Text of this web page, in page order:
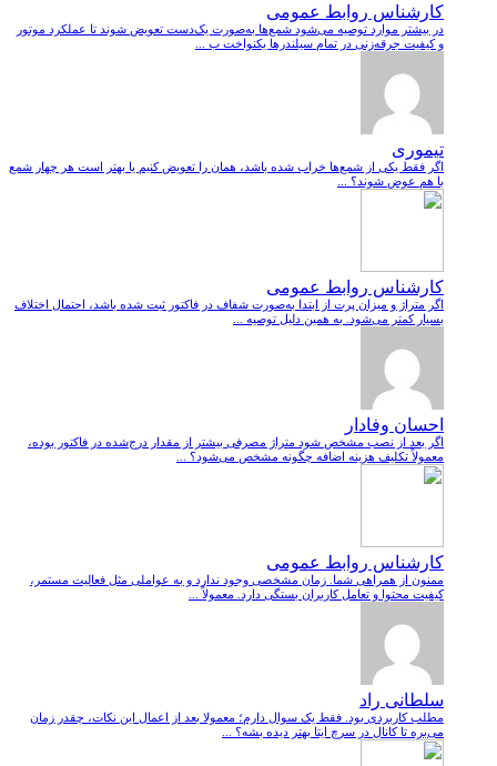
کارشناس روابط عمومی
در بیشتر موارد توصیه می‌شود شمع‌ها به‌صورت یک‌دست تعویض شوند تا عملکرد موتور
و کیفیت جرقه‌زنی در تمام سیلندرها یکنواخت ب ...
تیموری
اگر فقط یکی از شمع‌ها خراب شده باشد، همان را تعویض کنیم یا بهتر است هر چهار شمع
با هم عوض شوند؟ ...
کارشناس روابط عمومی
اگر متراژ و میزان پرت از ابتدا به‌صورت شفاف در فاکتور ثبت شده باشد، احتمال اختلاف
بسیار کمتر می‌شود. به همین دلیل توصیه ...
احسان وفادار
اگر بعد از نصب مشخص شود متراژ مصرفی بیشتر از مقدار درج‌شده در فاکتور بوده،
معمولاً تکلیف هزینه اضافه چگونه مشخص می‌شود؟ ...
کارشناس روابط عمومی
ممنون از همراهی شما. زمان مشخصی وجود ندارد و به عواملی مثل فعالیت مستمر،
کیفیت محتوا و تعامل کاربران بستگی دارد. معمولاً ...
سلطانی راد
مطلب کاربردی بود. فقط یک سوال دارم؛ معمولا بعد از اعمال این نکات، چقدر زمان
می‌بره تا کانال در سرچ ایتا بهتر دیده بشه؟ ...